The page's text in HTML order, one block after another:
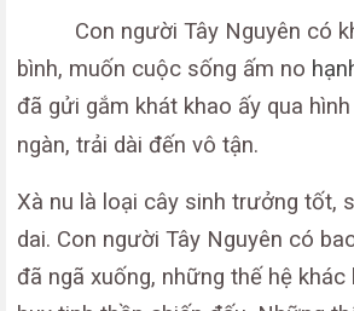
Con người Tây Nguyên có
bình, muốn cuộc sống ấm no
đã gửi gắm khát khao ấy qua
ngàn, trải dài đến vô tận.
Xà nu là loại cây sinh trưởng tốt,
dai. Con người Tây Nguyên có
đã ngã xuống, những thế hệ khác